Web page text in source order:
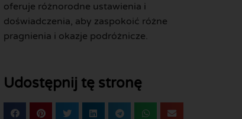
oferuje różnorodne ustawienia i
doświadczenia, aby zaspokoić różne
pragnienia i okazje podróżnicze.
Udostępnij tę stronę